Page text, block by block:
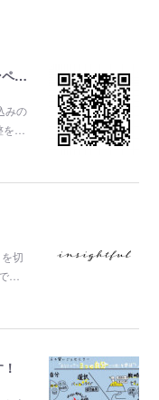
個性分析・組織に関する無料相談キャンペーン
みの
…
切
…